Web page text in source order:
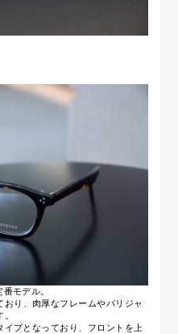
モデル。
り、肉厚なフレームやパリジャ
プとなっており、フロントを上